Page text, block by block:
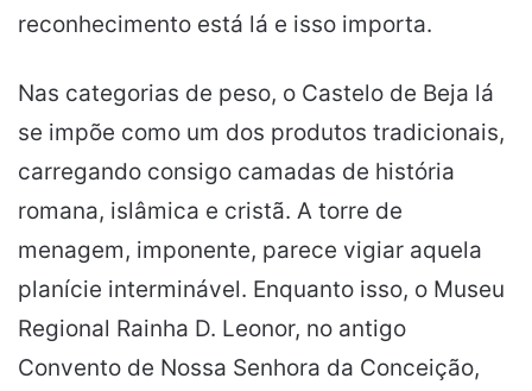
reconhecimento está lá e isso importa.
Nas categorias de peso, o Castelo de Beja lá
se impõe como um dos produtos tradicionais,
carregando consigo camadas de história
romana, islâmica e cristã. A torre de
menagem, imponente, parece vigiar aquela
planície interminável. Enquanto isso, o Museu
Regional Rainha D. Leonor, no antigo
Convento de Nossa Senhora da Conceição,